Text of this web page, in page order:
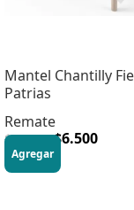
Mantel Chantilly
Patrias
Remate
$10.990 $6.500
Agregar